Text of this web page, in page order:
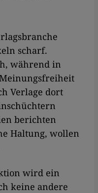
scharf.
während in
Verlage dort
berichten
Haltung, wollen
wird ein
keine andere